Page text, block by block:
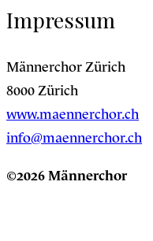
Impressum
Männerchor Zürich
8000 Zürich
www.maennerchor.ch
info@maennerchor.ch
©2026 Männerchor